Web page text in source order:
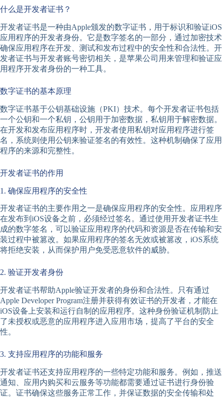
什么是开发者证书？
开发者证书是一种由Apple颁发的数字证书，用于标识和验证iOS
应用程序的开发者身份。它是数字签名的一部分，通过加密技术
确保应用程序在开发、测试和发布过程中的安全性和合法性。开
发者证书与开发者账号密切相关，是苹果公司用来管理和验证应
用程序开发者身份的一种工具。
数字证书的基本原理
数字证书基于公钥基础设施（PKI）技术。每个开发者证书包括
一个公钥和一个私钥，公钥用于加密数据，私钥用于解密数据。
在开发和发布应用程序时，开发者使用私钥对应用程序进行签
名，系统则使用公钥来验证签名的有效性。这种机制确保了应用
程序的来源和完整性。
开发者证书的作用
1. 确保应用程序的安全性
开发者证书的主要作用之一是确保应用程序的安全性。应用程序
在发布到iOS设备之前，必须经过签名。通过使用开发者证书生
成的数字签名，可以验证应用程序的代码和资源是否在传输和安
装过程中被篡改。如果应用程序的签名无效或被篡改，iOS系统
将拒绝安装，从而保护用户免受恶意软件的威胁。
2. 验证开发者身份
开发者证书帮助Apple验证开发者的身份和合法性。只有通过
Apple Developer Program注册并获得有效证书的开发者，才能在
iOS设备上安装和运行自制的应用程序。这种身份验证机制防止
了未授权或恶意的应用程序进入应用市场，提高了平台的安全
性。
3. 支持应用程序的功能和服务
开发者证书还支持应用程序的一些特定功能和服务。例如，推送
通知、应用内购买和云服务等功能都需要通过证书进行身份验
证。证书确保这些服务正常工作，并保证数据的安全传输和处